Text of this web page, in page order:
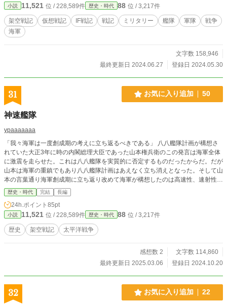
小説 11,521 位 / 228,589件 歴史・時代 88 位 / 3,217件
架空戦記 仮想戦記 IF戦記 戦記 ミリタリー 艦隊 軍隊
戦争
海軍
文字数 158,946
最終更新日 2024.06.27
登録日 2024.05.30
31 お気に入り追加 50
神速艦隊
ypaaaaaaa
「我々海軍は一度創成期の考えに立ち返るべきである」 八八艦隊計画が構想さ
れていた大正3年に時の内閣総理大臣であった山本権兵衛のこの発言は海軍全体
に激震を走らせた。これは八八艦隊を実質的に否定するものだったからだ。だが
山本は海軍の重鎮でもあり八八艦隊計画はあえなく立ち消えとなった。そして山
本の言葉通り海軍創成期に立ち返り改めて海軍が構想したのは高速性、速射性を
兼ねそろえる高速戦艦並びに大型巡洋艦を1年にそれぞれ1隻づつ建造するとい
う物だった。こうして日本海軍は高速艦隊への道をたどることになる… いつも
通りこうなったらいいなという妄想を書き綴ったものです！楽しんで頂ければ幸
いです！
歴史・時代 完結 長編
24h.ポイント 85pt
小説 11,521 位 / 228,589件 歴史・時代 88 位 / 3,217件
歴史 架空戦記 太平洋戦争
感想数 2
文字数 114,860
最終更新日 2025.03.06
登録日 2024.10.20
32 お気に入り追加 22